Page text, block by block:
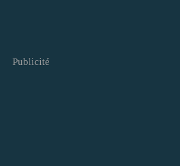
Publicité